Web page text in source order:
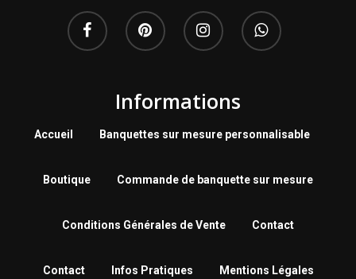
Informations
Accueil Banquettes sur mesure personnalisable
Boutique Commande de banquette sur mesure
Conditions Générales de Vente Contact
Contact Infos Pratiques Mentions Légales